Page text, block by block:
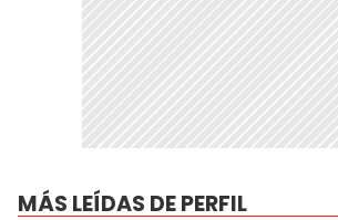
MÁS LEÍDAS DE PERFIL